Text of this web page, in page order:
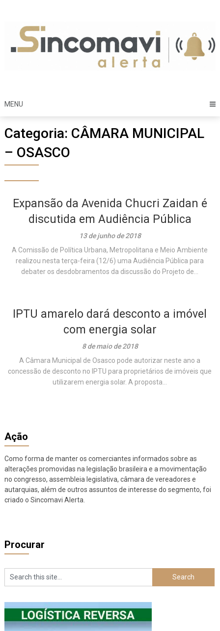
content
MENU
Categoria: CÂMARA MUNICIPAL
– OSASCO
Expansão da Avenida Chucri Zaidan é
discutida em Audiência Pública
13 de junho de 2018
A Comissão de Política Urbana, Metropolitana e Meio Ambiente
realizou nesta terça-feira (12/6) uma Audiência Pública para
debater os desdobramentos da discussão do Projeto de...
IPTU amarelo dará desconto a imóvel
com energia solar
8 de maio de 2018
A Câmara Municipal de Osasco pode autorizar neste ano a
concessão de desconto no IPTU para proprietários de imóveis que
utilizarem energia solar. A proposta...
Ação
Como forma de manter os comerciantes informados sobre as
alterações promovidas na legislação brasileira e a movimentação
no congresso, assembleia legislativa, câmara de vereadores e
autarquias, além de outros assuntos de interesse do segmento, foi
criado o Sincomavi Alerta.
Procurar